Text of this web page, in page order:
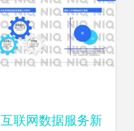
互联网数据服务新